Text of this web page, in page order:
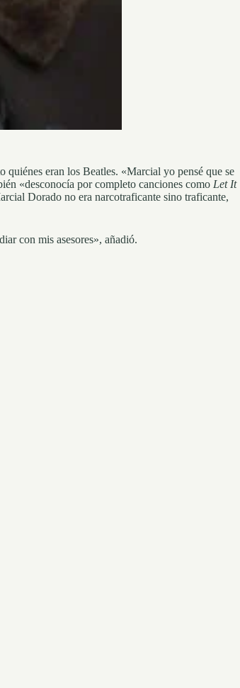
eran los Beatles. «Marcial yo pensé que se
«desconocía por completo canciones como Let It
Dorado no era narcotraficante sino traficante,
con mis asesores», añadió.